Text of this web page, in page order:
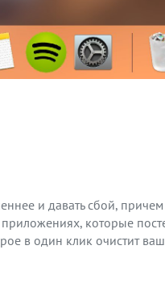
и давать сбой,
которые
в один клик очистит